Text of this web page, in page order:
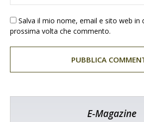
Salva il mio nome, email e sito web in
prossima volta che commento.
E-Magazine